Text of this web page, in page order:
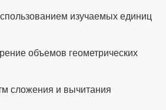
изучаемых единиц
объемов геометрических
сложения и вычитания